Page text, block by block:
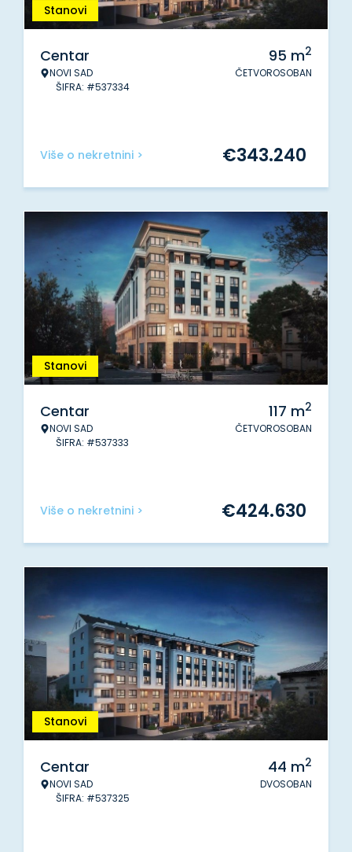
Stanovi
Centar
NOVI SAD
ŠIFRA: #537334
95 m2
ČETVOROSOBAN
Više o nekretnini > €343.240
Stanovi
Centar
NOVI SAD
ŠIFRA: #537333
117 m2
ČETVOROSOBAN
Više o nekretnini > €424.630
Stanovi
Centar
NOVI SAD
ŠIFRA: #537325
44 m2
DVOSOBAN